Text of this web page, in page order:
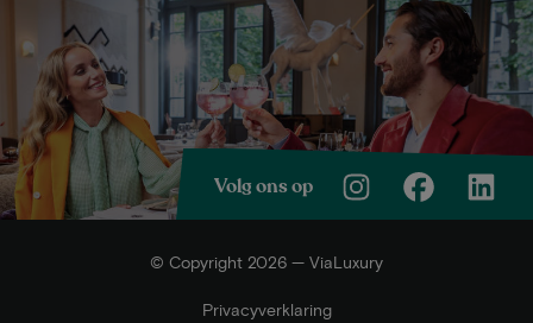
Volg ons op
© Copyright 2026 — ViaLuxury
Privacyverklaring